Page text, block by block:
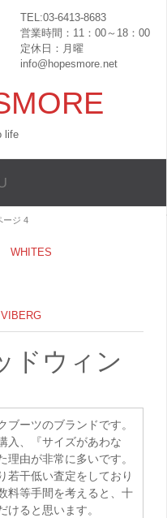
TEL:03-6413-8683
営業時間：11：00～18：00
定休日：月曜
info@hopesmore.net
life
ージ 4
WHITES
VIBERG
ドウィン
ーツのブランドです。
入、『サイズがあわな
由が非常に多いです。
若干低い査定をしており
料等手間を考えると、十
ると思います。